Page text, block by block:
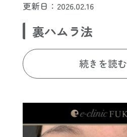
更新日：2026.02.16
裏ハムラ法
続きを読む